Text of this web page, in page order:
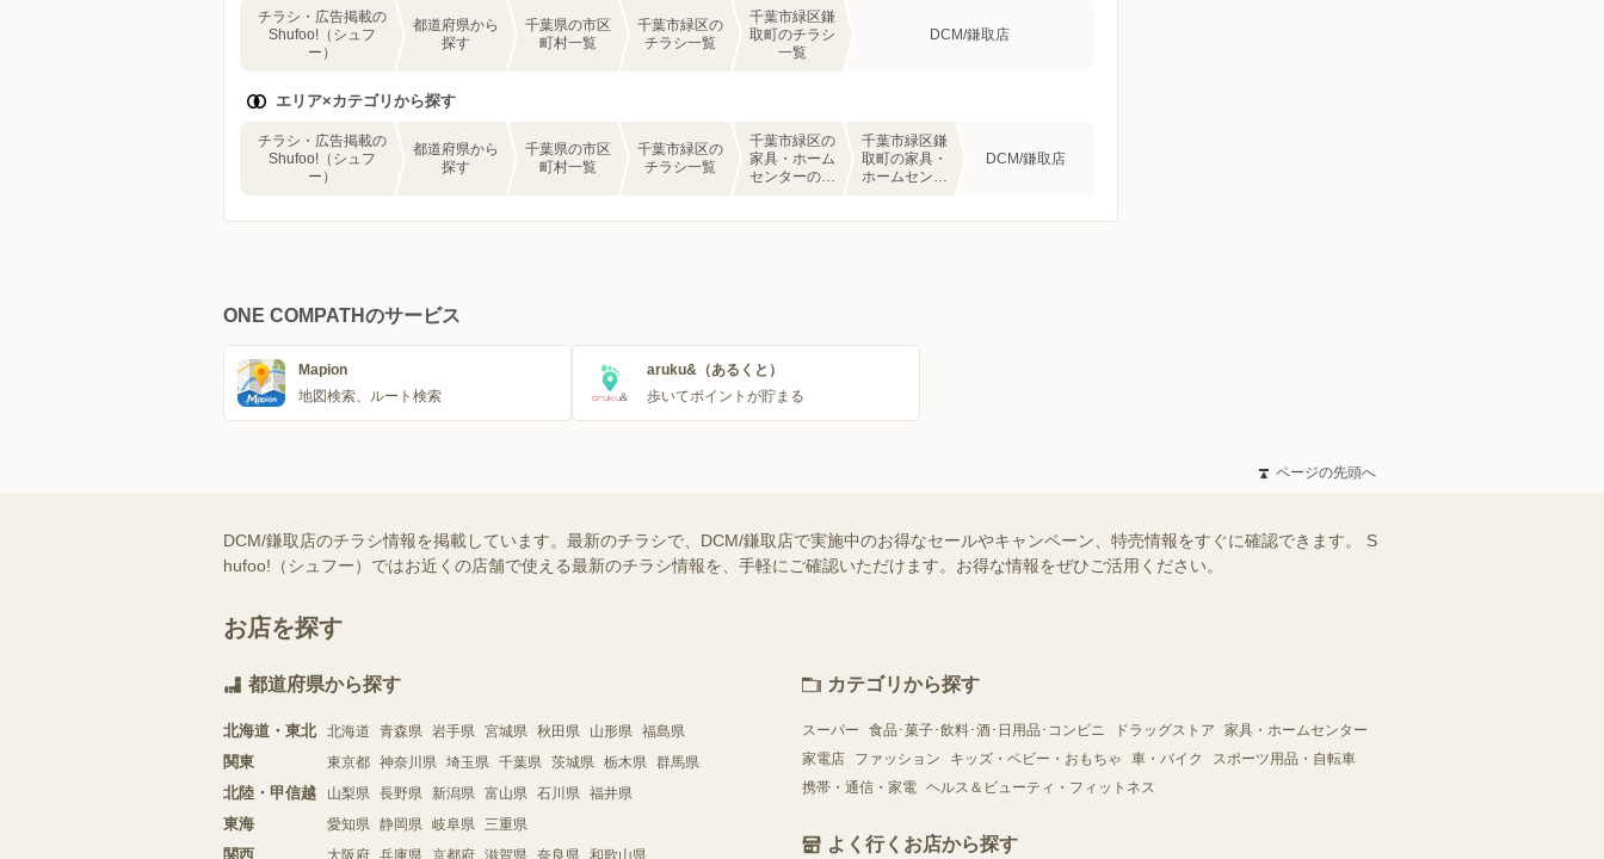
チラシ・広告掲載の
Shufoo!（シュフ
ー）
都道府県から
探す
千葉県の市区
町村一覧
千葉市緑区の
チラシ一覧
千葉市緑区鎌
取町のチラシ
一覧
DCM/鎌取店
エリア×カテゴリから探す
チラシ・広告掲載の
Shufoo!（シュフ
ー）
都道府県から
探す
千葉県の市区
町村一覧
千葉市緑区の
チラシ一覧
千葉市緑区の
家具・ホーム
センターのチ
千葉市緑区鎌
取町の家具・
ホームセンタ
DCM/鎌取店
ONE COMPATHのサービス
Mapion
地図検索、ルート検索
aruku&（あるくと）
歩いてポイントが貯まる
ページの先頭へ
DCM/鎌取店のチラシ情報を掲載しています。最新のチラシで、DCM/鎌取店で実施中のお得なセールやキャンペーン、特売情報をすぐに確認できます。 S
hufoo!（シュフー）ではお近くの店舗で使える最新のチラシ情報を、手軽にご確認いただけます。お得な情報をぜひご活用ください。
お店を探す
都道府県から探す
北海道・東北 北海道 青森県 岩手県 宮城県 秋田県 山形県 福島県
関東 東京都 神奈川県 埼玉県 千葉県 茨城県 栃木県 群馬県
北陸・甲信越 山梨県 長野県 新潟県 富山県 石川県 福井県
東海 愛知県 静岡県 岐阜県 三重県
関西 大阪府 兵庫県 京都府 滋賀県 奈良県 和歌山県
カテゴリから探す
スーパー 食品･菓子･飲料･酒･日用品･コンビニ ドラッグストア
家具・ホームセンター
家電店
ファッション キッズ・ベビー・おもちゃ 車・バイク
スポーツ用品・自転車
携帯・通信・家電 ヘルス＆ビューティ・フィットネス
よく行くお店から探す